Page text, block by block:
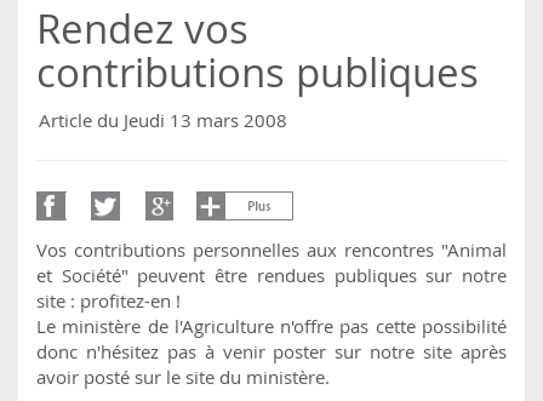
Rendez vos
contributions publiques
Article du Jeudi 13 mars 2008
Vos contributions personnelles aux rencontres "Animal
et Société" peuvent être rendues publiques sur notre
site : profitez-en !
Le ministère de l'Agriculture n'offre pas cette possibilité
donc n'hésitez pas à venir poster sur notre site après
avoir posté sur le site du ministère.